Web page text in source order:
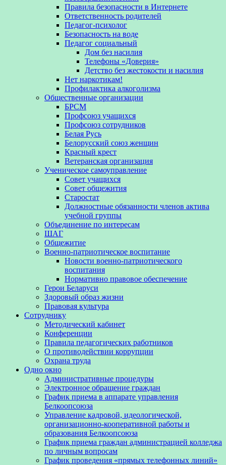
Правила безопасности в Интернете
Ответственность родителей
Педагог-психолог
Безопасность на воде
Педагог социальный
Дом без насилия
Телефоны «Доверия»
Детство без жестокости и насилия
Нет наркотикам!
Профилактика алкоголизма
Общественные организации
БРСМ
Профсоюз учащихся
Профсоюз сотрудников
Белая Русь
Белорусский союз женщин
Красный крест
Ветеранская организация
Ученическое самоуправление
Совет учащихся
Совет общежития
Старостат
Должностные обязанности членов актива
учебной группы
Объединение по интересам
ШАГ
Общежитие
Военно-патриотическое воспитание
Новости военно-патриотического
воспитания
Нормативно правовое обеспечение
Герои Беларуси
Здоровый образ жизни
Правовая культура
Сотруднику
Методический кабинет
Конференции
Правила педагогических работников
О противодействии коррупции
Охрана труда
Одно окно
Административные процедуры
Электронное обращение граждан
График приема в аппарате управления
Белкоопсоюза
Управление кадровой, идеологической,
организационно-кооперативной работы и
образования Белкоопсоюза
График приема граждан администрацией колледжа
по личным вопросам
График проведения «прямых телефонных линий»